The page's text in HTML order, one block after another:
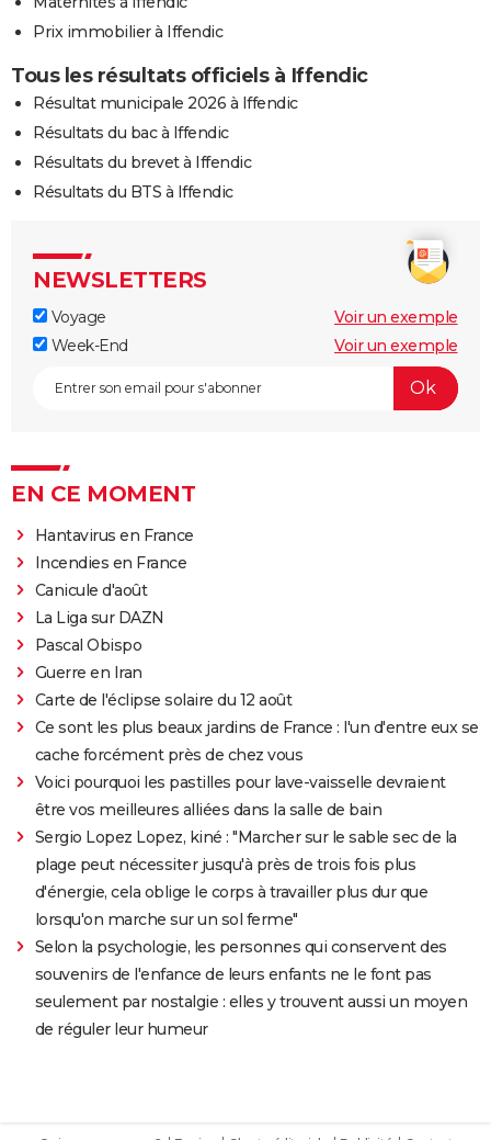
Prix immobilier à Iffendic
Tous les résultats officiels à Iffendic
Résultat municipale 2026 à Iffendic
Résultats du bac à Iffendic
Résultats du brevet à Iffendic
Résultats du BTS à Iffendic
NEWSLETTERS
Voyage
Voir un exemple
Week-End
Voir un exemple
EN CE MOMENT
Hantavirus en France
Incendies en France
Canicule d'août
La Liga sur DAZN
Pascal Obispo
Guerre en Iran
Carte de l'éclipse solaire du 12 août
Ce sont les plus beaux jardins de France : l'un d'entre eux se
cache forcément près de chez vous
Voici pourquoi les pastilles pour lave-vaisselle devraient
être vos meilleures alliées dans la salle de bain
Sergio Lopez Lopez, kiné : "Marcher sur le sable sec de la
plage peut nécessiter jusqu'à près de trois fois plus
d'énergie, cela oblige le corps à travailler plus dur que
lorsqu'on marche sur un sol ferme"
Selon la psychologie, les personnes qui conservent des
souvenirs de l'enfance de leurs enfants ne le font pas
seulement par nostalgie : elles y trouvent aussi un moyen
de réguler leur humeur